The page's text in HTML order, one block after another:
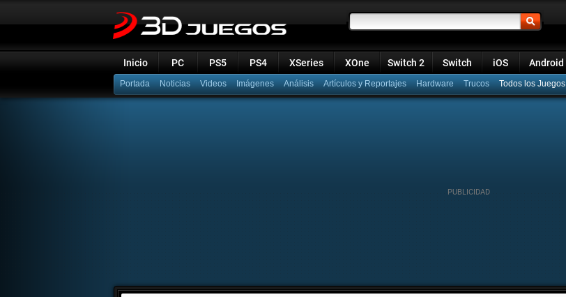
Inicio PC PS5 PS4 XSeries XOne Switch 2 Switch iOS Android
Portada Noticias Videos Imágenes Análisis Artículos y Reportajes Hardware Trucos Todos los Juegos